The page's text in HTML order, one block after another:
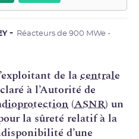
Réacteurs de 900 MWe -
de lacentrale
à l’Autorité de
(ASNR) un
la sûreté relatif à la
d’une